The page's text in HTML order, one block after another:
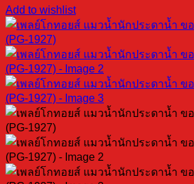
Add to wishlist